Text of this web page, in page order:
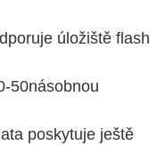
úložiště flash
50násobnou
poskytuje ještě